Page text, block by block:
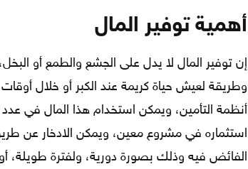
أهمية توفير المال
إن توفير المال لا يدل على الجشع والطمع أو
وطريقة لعيش حياة كريمة عند الكبر أو خلال أوقات
أنظمة التأمين، ويمكن استخدام هذا المال في
استثماره في مشروع معين، ويمكن الادخار عن
الفائض فيه وذلك بصورة دورية، ولفترة طويلة،